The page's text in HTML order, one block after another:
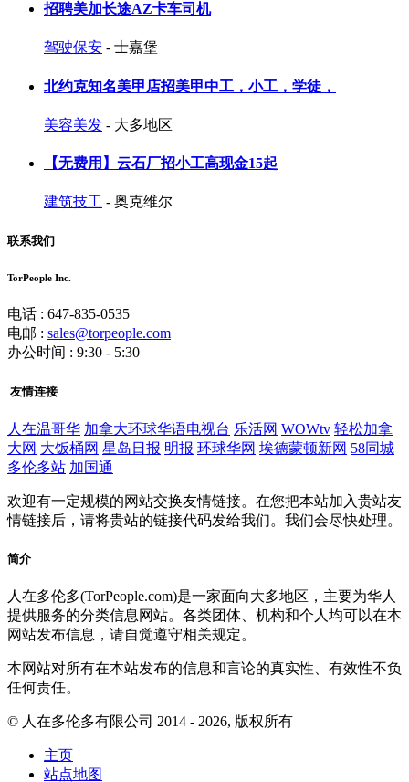
招聘美加长途AZ卡车司机
驾驶保安 - 士嘉堡
北约克知名美甲店招美甲中工，小工，学徒，
美容美发 - 大多地区
【无费用】云石厂招小工高现金15起
建筑技工 - 奥克维尔
联系我们
TorPeople Inc.
电话 : 647-835-0535
电邮 : sales@torpeople.com
办公时间 : 9:30 - 5:30
友情连接
人在温哥华 加拿大环球华语电视台 乐活网 WOWtv 轻松加拿
大网 大饭桶网 星岛日报 明报 环球华网 埃德蒙顿新网 58同城
多伦多站 加国通
欢迎有一定规模的网站交换友情链接。在您把本站加入贵站友
情链接后，请将贵站的链接代码发给我们。我们会尽快处理。
简介
人在多伦多(TorPeople.com)是一家面向大多地区，主要为华人
提供服务的分类信息网站。各类团体、机构和个人均可以在本
网站发布信息，请自觉遵守相关规定。
本网站对所有在本站发布的信息和言论的真实性、有效性不负
任何责任。
© 人在多伦多有限公司 2014 - 2026, 版权所有
主页
站点地图